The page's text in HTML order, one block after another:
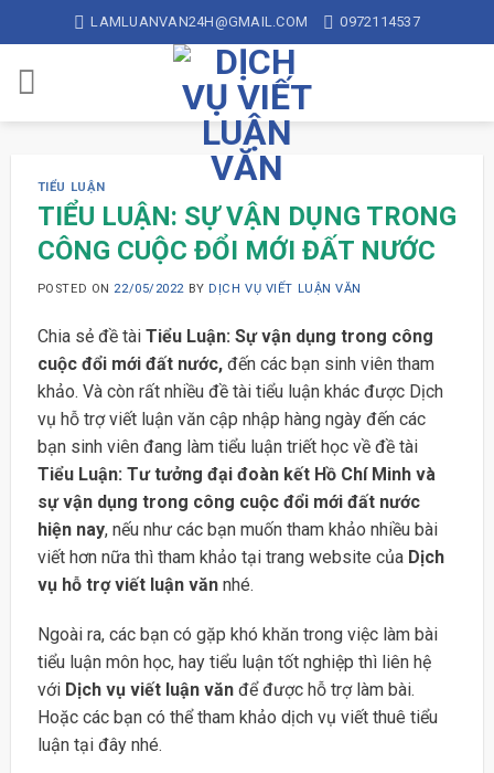
to
content
LAMLUANVAN24H@GMAIL.COM 0972114537
TIỂU LUẬN
TIỂU LUẬN: SỰ VẬN DỤNG TRONG
CÔNG CUỘC ĐỔI MỚI ĐẤT NƯỚC
POSTED ON 22/05/2022 BY DỊCH VỤ VIẾT LUẬN VĂN
Chia sẻ đề tài Tiểu Luận: Sự vận dụng trong công
cuộc đổi mới đất nước, đến các bạn sinh viên tham
khảo. Và còn rất nhiều đề tài tiểu luận khác được Dịch
vụ hỗ trợ viết luận văn cập nhập hàng ngày đến các
bạn sinh viên đang làm tiểu luận triết học về đề tài
Tiểu Luận: Tư tưởng đại đoàn kết Hồ Chí Minh và
sự vận dụng trong công cuộc đổi mới đất nước
hiện nay, nếu như các bạn muốn tham khảo nhiều bài
viết hơn nữa thì tham khảo tại trang website của Dịch
vụ hỗ trợ viết luận vănnhé.
Ngoài ra, các bạn có gặp khó khăn trong việc làm bài
tiểu luận môn học, hay tiểu luận tốt nghiệp thì liên hệ
vớiDịch vụ viết luận vănđể được hỗ trợ làm bài.
Hoặc các bạn có thể tham khảo dịch vụ viết thuê tiểu
luận tại đây nhé.